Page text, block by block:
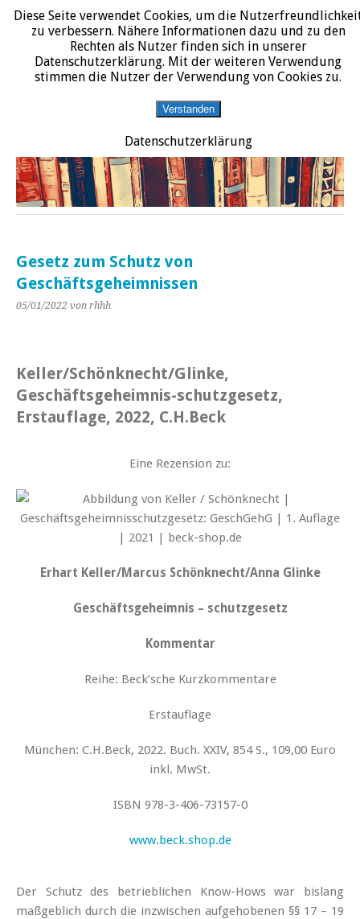
START DATENSCHUTZERKLÄRUNG IMPRESSUM ÜBER JURALIT
JURALIT
Rezensionen juristischer Literatur
Gesetz zum Schutz von
Geschäftsgeheimnissen
05/01/2022 von rhhh
Keller/Schönknecht/Glinke,
Geschäftsgeheimnis-schutzgesetz,
Erstauflage, 2022, C.H.Beck
Eine Rezension zu:
Erhart Keller/Marcus Schönknecht/Anna Glinke
Geschäftsgeheimnis – schutzgesetz
Kommentar
Reihe: Beck’sche Kurzkommentare
Erstauflage
München: C.H.Beck, 2022. Buch. XXIV, 854 S., 109,00 Euro
inkl. MwSt.
ISBN 978-3-406-73157-0
www.beck.shop.de
Der Schutz des betrieblichen Know-Hows war bislang
maßgeblich durch die inzwischen aufgehobenen §§ 17 – 19
Diese Seite verwendet Cookies, um die
zu verbessern. Nähere Informationen dazu und zu den
Rechten als Nutzer finden sich in unserer
Datenschutzerklärung. Mit der weiteren Verwendung
stimmen die Nutzer der Verwendung von Cookies zu.
Verstanden
Datenschutzerklärung